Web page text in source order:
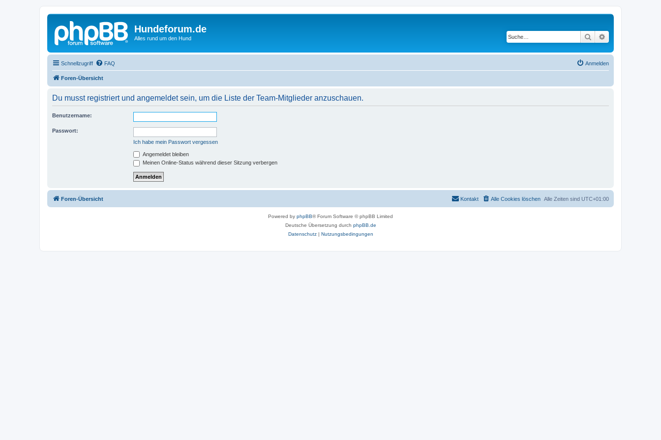
Hundeforum.de
Alles rund um den Hund Suche
Schnellzugriff FAQ Anmelden
Foren-Übersicht
Du musst registriert und angemeldet sein, um die Liste der Team-Mitglieder anzuschauen.
Benutzername:
Passwort:
Ich habe mein Passwort vergessen
Angemeldet bleiben
Meinen Online-Status während dieser Sitzung verbergen
Foren-Übersicht Alle Zeiten sind UTC+01:00
Alle Cookies löschen
Kontakt
Powered by phpBB® Forum Software © phpBB Limited
Deutsche Übersetzung durch phpBB.de
Datenschutz| Nutzungsbedingungen